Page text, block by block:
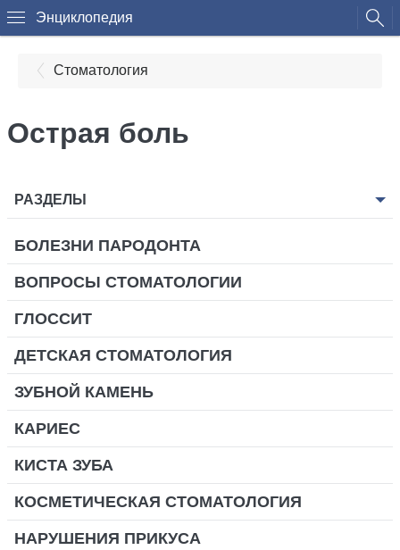
Энциклопедия
Стоматология
Острая боль
РАЗДЕЛЫ
БОЛЕЗНИ ПАРОДОНТА
ВОПРОСЫ СТОМАТОЛОГИИ
ГЛОССИТ
ДЕТСКАЯ СТОМАТОЛОГИЯ
ЗУБНОЙ КАМЕНЬ
КАРИЕС
КИСТА ЗУБА
КОСМЕТИЧЕСКАЯ СТОМАТОЛОГИЯ
НАРУШЕНИЯ ПРИКУСА